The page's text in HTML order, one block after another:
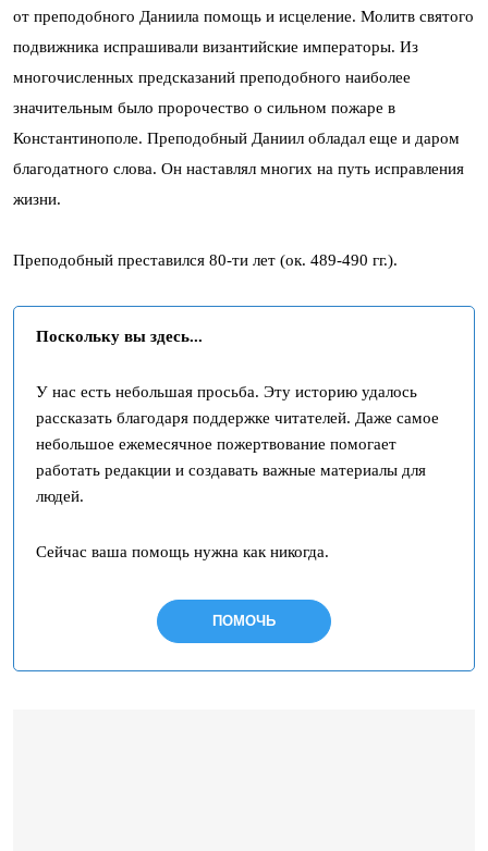
от преподобного Даниила помощь и исцеление. Молитв святого
подвижника испрашивали византийские императоры. Из
многочисленных предсказаний преподобного наиболее
значительным было пророчество о сильном пожаре в
Константинополе. Преподобный Даниил обладал еще и даром
благодатного слова. Он наставлял многих на путь исправления
жизни.
Преподобный преставился 80-ти лет (ок. 489-490 гг.).
Поскольку вы здесь...
У нас есть небольшая просьба. Эту историю удалось
рассказать благодаря поддержке читателей. Даже самое
небольшое ежемесячное пожертвование помогает
работать редакции и создавать важные материалы для
людей.
Сейчас ваша помощь нужна как никогда.
ПОМОЧЬ